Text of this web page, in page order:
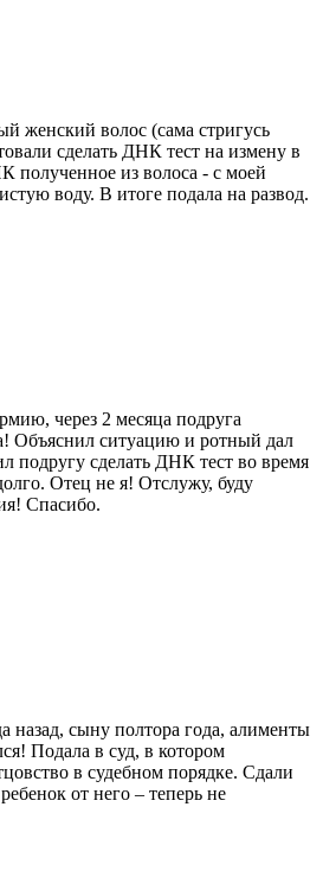
женский волос (сама стригусь
сделать ДНК тест на измену в
из волоса - с моей
воду. В итоге подала на развод.
через 2 месяца подруга
Объяснил ситуацию и ротный дал
подругу сделать ДНК тест во время
Отец не я! Отслужу, буду
Спасибо.
назад, сыну полтора года, алименты
Подала в суд, в котором
в судебном порядке. Сдали
от него – теперь не